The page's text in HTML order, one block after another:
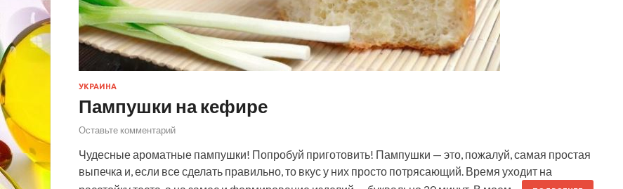
УКРАИНА
Пампушки на кефире
Оставьте комментарий
Чудесные ароматные пампушки! Попробуй приготовить! Пампушки — это, пожалуй, самая простая
выпечка и, если все сделать правильно, то вкус у них просто потрясающий. Время уходит на